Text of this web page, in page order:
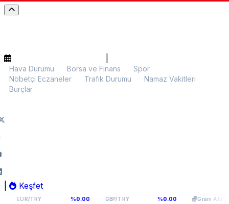
Hava Durumu Borsa ve Finans
Spor
Nöbetçi Eczaneler
Trafik Durumu
Namaz Vakitleri
Burçlar
Keşfet
55,1141 %0.00 GBP/TRY 64,2936 %0.00 Gram Altın 6.107,34